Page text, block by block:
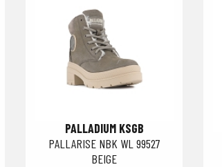
PALLADIUM KSGB
PALLARISE NBK WL 99527
BEIGE